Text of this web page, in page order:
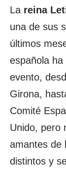
La reina
una de sus
últimos
española
evento,
Girona,
Comité
Unido, pero
amantes de
distintos y